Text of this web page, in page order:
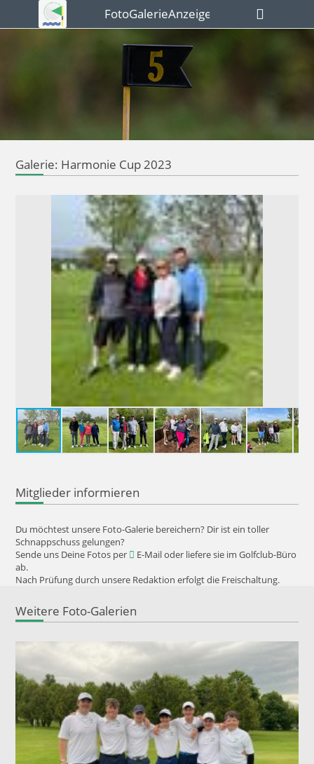
FotoGalerieAnzeigen
Galerie: Harmonie Cup 2023
Mitglieder informieren
Du möchtest unsere Foto-Galerie bereichern? Dir ist ein toller
Schnappschuss gelungen?
Sende uns Deine Fotos per
E-Mailoder liefere sie im Golfclub-Büro
ab.
Nach Prüfung durch unsere Redaktion erfolgt die Freischaltung.
Weitere Foto-Galerien